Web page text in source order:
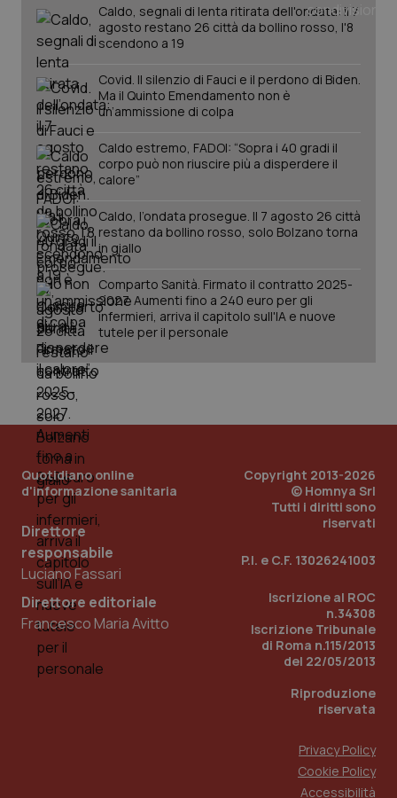
Caldo, segnali di lenta ritirata dell'ondata: il 7
agosto restano 26 città da bollino rosso, l'8
scendono a 19
Covid. Il silenzio di Fauci e il perdono di Biden.
Ma il Quinto Emendamento non è
un’ammissione di colpa
Caldo estremo, FADOI: “Sopra i 40 gradi il
corpo può non riuscire più a disperdere il
calore”
Caldo, l’ondata prosegue. Il 7 agosto 26 città
restano da bollino rosso, solo Bolzano torna
in giallo
Comparto Sanità. Firmato il contratto 2025-
2027. Aumenti fino a 240 euro per gli
infermieri, arriva il capitolo sull'IA e nuove
tutele per il personale
Quotidiano online
d'informazione sanitaria
Direttore
responsabile
Luciano Fassari
Direttore editoriale
Francesco Maria Avitto
Copyright 2013-2026
© Homnya Srl
Tutti i diritti sono
riservati
P.I. e C.F. 13026241003
Iscrizione al ROC
n.34308
Iscrizione Tribunale
di Roma n.115/2013
del 22/05/2013
Riproduzione
riservata
Privacy Policy
Cookie Policy
Accessibilità
tracking-enable
tracking-sites-ironfish-
session-id
www.quotidianosanita.it
_ga
.quotidianosanita.it
PHP.net
www.quotidianosanita.it